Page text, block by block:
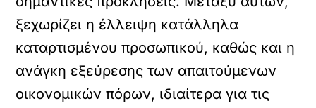
ξεχωρίζει η έλλειψη κατάλληλα
καταρτισμένου προσωπικού, καθώς και η
ανάγκη εξεύρεσης των απαιτούμενων
οικονομικών πόρων, ιδιαίτερα για τις